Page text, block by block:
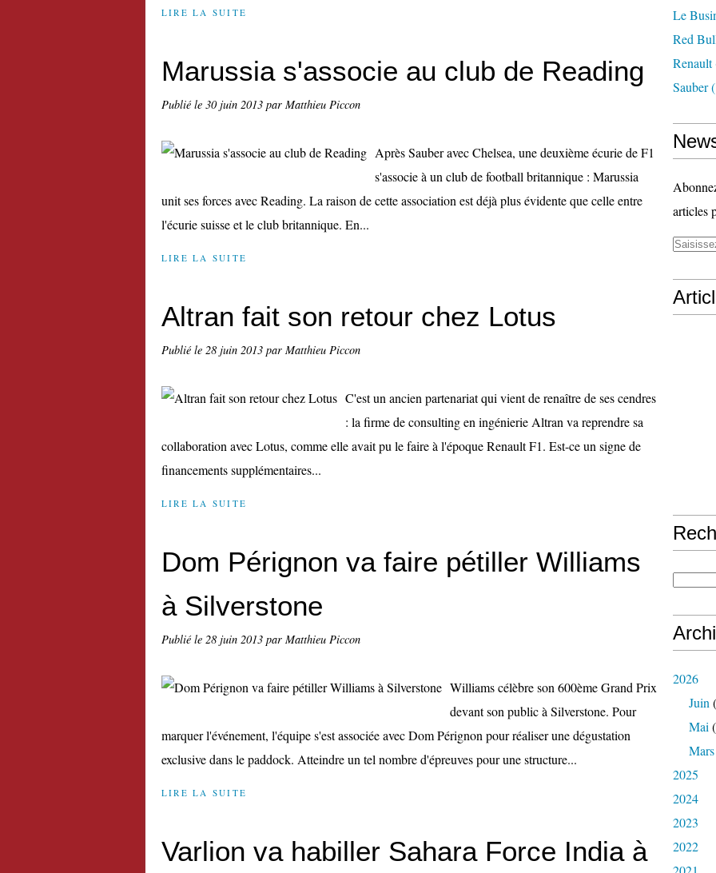
LIRE LA SUITE
Marussia s'associe au club de Reading
Publié le 30 juin 2013 par Matthieu Piccon
Après Sauber avec Chelsea, une deuxième écurie de F1
s'associe à un club de football britannique : Marussia
unit ses forces avec Reading. La raison de cette association est déjà plus évidente que celle entre
l'écurie suisse et le club britannique. En...
LIRE LA SUITE
Altran fait son retour chez Lotus
Publié le 28 juin 2013 par Matthieu Piccon
C'est un ancien partenariat qui vient de renaître de ses cendres
: la firme de consulting en ingénierie Altran va reprendre sa
collaboration avec Lotus, comme elle avait pu le faire à l'époque Renault F1. Est-ce un signe de
financements supplémentaires...
LIRE LA SUITE
Dom Pérignon va faire pétiller Williams
à Silverstone
Publié le 28 juin 2013 par Matthieu Piccon
Williams célèbre son 600ème Grand Prix
devant son public à Silverstone. Pour
marquer l'événement, l'équipe s'est associée avec Dom Pérignon pour réaliser une dégustation
exclusive dans le paddock. Atteindre un tel nombre d'épreuves pour une structure...
LIRE LA SUITE
Varlion va habiller Sahara Force India à
Le
Red
Renault
Sauber
articles
2026
Juin
Mai
Mars
2025
2024
2023
2022